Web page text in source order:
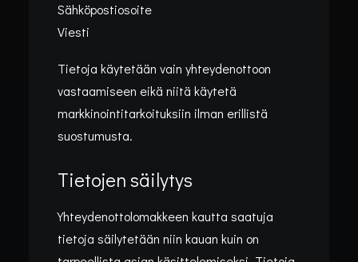
Sähköpostiosoite
Viesti
Tietoja käytetään vain yhteydenottoon
vastaamiseen eikä niitä käytetä
markkinointitarkoituksiin ilman erillistä
suostumusta.
Tietojen säilytys
Yhteydenottolomakkeen kautta saatuja
tietoja säilytetään niin kauan kuin on